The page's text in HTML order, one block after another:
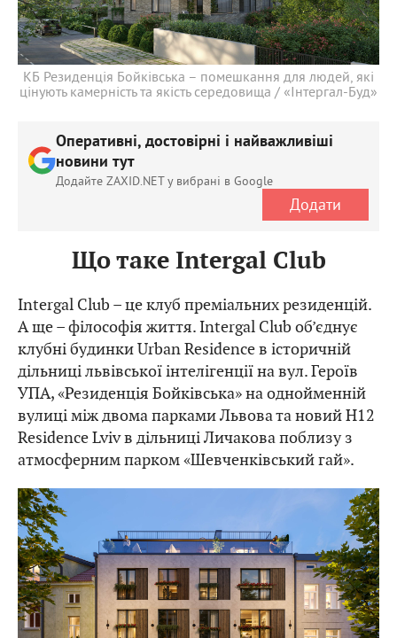
КБ Резиденція Бойківська – помешкання для людей, які
цінують камерність та якість середовища / «Інтергал-Буд»
Оперативні, достовірні і найважливіші
новини тут
Додайте ZAXID.NET у вибрані в Google
Додати
Що таке Intergal Club
Intergal Club – це клуб преміальних резиденцій.
А ще – філософія життя. Intergal Club об’єднує
клубні будинки Urban Residence в історичній
дільниці львівської інтелігенції на вул. Героїв
УПА, «Резиденція Бойківська» на однойменній
вулиці між двома парками Львова та новий H12
Residence Lviv в дільниці Личакова поблизу з
атмосферним парком «Шевченківський гай».